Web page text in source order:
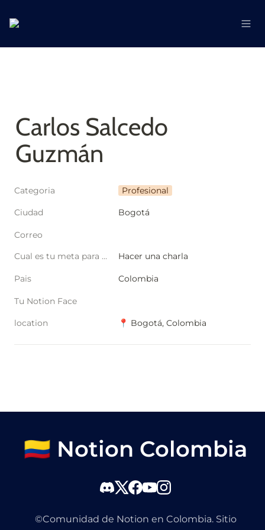
Carlos Salcedo
Guzmán
Categoria Profesional
Ciudad Bogotá
Correo
Cual es tu meta para este año?
Hacer una charla
Pais Colombia
Tu Notion Face
location 📍 Bogotá, Colombia
🇨🇴 Notion Colombia
©Comunidad de Notion en Colombia. Sitio